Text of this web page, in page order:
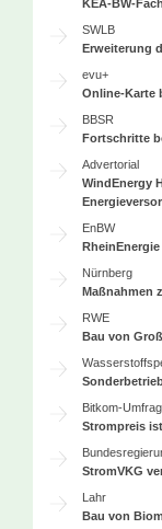
KEA-BW-
SWLB
Erweiterung
evu+
Online-Karte
BBSR
Fortschritte
Advertorial
WindEnergy
EnBW
Nürnberg
Maßnahmen
RWE
Bau von
Bitkom-
Strompreis
StromVKG
Lahr
Bau von